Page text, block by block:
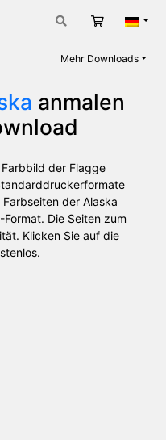
Warenkorb
Mehr Downloads
anmalen
der Flagge
der Alaska
Die Seiten zum
Klicken Sie auf die